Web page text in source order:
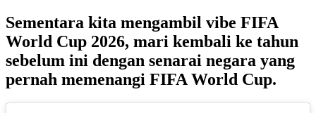
Sementara kita mengambil vibe FIFA
World Cup 2026, mari kembali ke tahun
sebelum ini dengan senarai negara yang
pernah memenangi FIFA World Cup.